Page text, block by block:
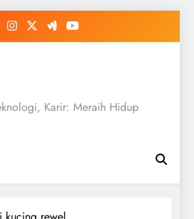
Karir: Meraih Hidup